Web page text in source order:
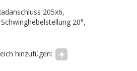
205x6,
20°,
hinzufügen: